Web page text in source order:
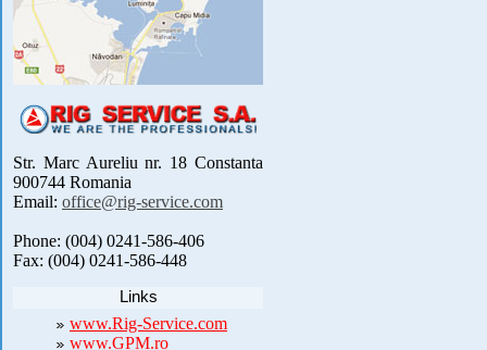
Str. Marc Aureliu nr. 18 Constanta
900744 Romania
Email: office@rig-service.com
Phone: (004) 0241-586-406
Fax: (004) 0241-586-448
Links
www.Rig-Service.com
www.GPM.ro